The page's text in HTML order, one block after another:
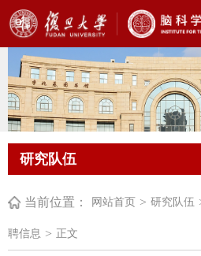
研究队伍
当前位置： 网站首页 > 研究队伍
聘信息 > 正文